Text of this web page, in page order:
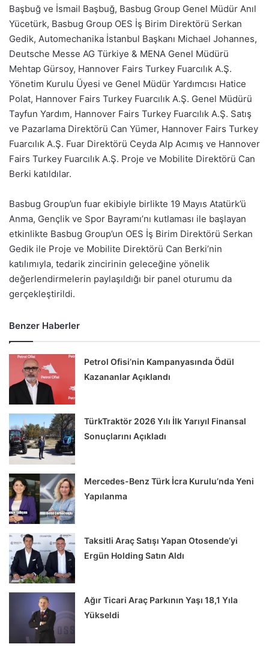
Başbuğ ve İsmail Başbuğ, Basbug Group Genel Müdür Anıl
Yücetürk, Basbug Group OES İş Birim Direktörü Serkan
Gedik, Automechanika İstanbul Başkanı Michael Johannes,
Deutsche Messe AG Türkiye & MENA Genel Müdürü
Mehtap Gürsoy, Hannover Fairs Turkey Fuarcılık A.Ş.
Yönetim Kurulu Üyesi ve Genel Müdür Yardımcısı Hatice
Polat, Hannover Fairs Turkey Fuarcılık A.Ş. Genel Müdürü
Tayfun Yardım, Hannover Fairs Turkey Fuarcılık A.Ş. Satış
ve Pazarlama Direktörü Can Yümer, Hannover Fairs Turkey
Fuarcılık A.Ş. Fuar Direktörü Ceyda Alp Acımış ve Hannover
Fairs Turkey Fuarcılık A.Ş. Proje ve Mobilite Direktörü Can
Berki katıldılar.
Basbug Group’un fuar ekibiyle birlikte 19 Mayıs Atatürk’ü
Anma, Gençlik ve Spor Bayramı’nı kutlaması ile başlayan
etkinlikte Basbug Group’un OES İş Birim Direktörü Serkan
Gedik ile Proje ve Mobilite Direktörü Can Berki’nin
katılımıyla, tedarik zincirinin geleceğine yönelik
değerlendirmelerin paylaşıldığı bir panel oturumu da
gerçekleştirildi.
Benzer Haberler
Petrol Ofisi’nin Kampanyasında Ödül
Kazananlar Açıklandı
TürkTraktör 2026 Yılı İlk Yarıyıl Finansal
Sonuçlarını Açıkladı
Mercedes-Benz Türk İcra Kurulu’nda Yeni
Yapılanma
Taksitli Araç Satışı Yapan Otosende’yi
Ergün Holding Satın Aldı
Ağır Ticari Araç Parkının Yaşı 18,1 Yıla
Yükseldi